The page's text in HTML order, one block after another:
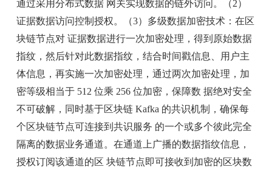
通过采用分布式数据 网关实现数据的链外访问。（2）
证据数据访问控制授权。（3）多级数据加密技术：在区
块链节点对 证据数据进行一次加密处理，得到原始数据
指纹，然后针对此数据指纹，结合时间戳信息、用户主
体信息，再实施一次加密处理，通过两次加密处理，加
密等级相当于 512 位乘 256 位加密，保障数 据绝对安全
不可破解，同时基于区块链 Kafka 的共识机制，确保每
个区块链节点可连接到共识服务 的一个或多个彼此完全
隔离的数据业务通道。在通道上广播的数据指纹信息，
授权订阅该通道的区 块链节点即可接收到加密的区块数